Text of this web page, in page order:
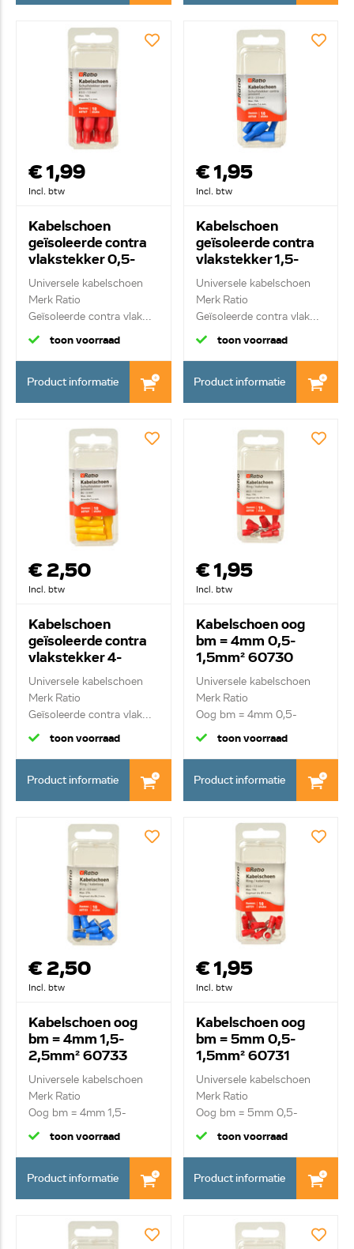
€ 1,99
Incl. btw
Kabelschoen
geïsoleerde contra
vlakstekker 0,5-
1,5mm² 60767
Universele kabelschoen
Merk Ratio
Geïsoleerde contra vlak...
toon voorraad
Product informatie
€ 1,95
Incl. btw
Kabelschoen
geïsoleerde contra
vlakstekker 1,5-
2,5mm² 60768
Universele kabelschoen
Merk Ratio
Geïsoleerde contra vlak...
toon voorraad
Product informatie
€ 2,50
Incl. btw
Kabelschoen
geïsoleerde contra
vlakstekker 4-
6mm² 60769
Universele kabelschoen
Merk Ratio
Geïsoleerde contra vlak...
toon voorraad
Product informatie
€ 1,95
Incl. btw
Kabelschoen oog
bm = 4mm 0,5-
1,5mm² 60730
Universele kabelschoen
Merk Ratio
Oog bm = 4mm 0,5-
1,5mm²
toon voorraad
Product informatie
€ 2,50
Incl. btw
Kabelschoen oog
bm = 4mm 1,5-
2,5mm² 60733
Universele kabelschoen
Merk Ratio
Oog bm = 4mm 1,5-
2,5mm²
toon voorraad
Product informatie
€ 1,95
Incl. btw
Kabelschoen oog
bm = 5mm 0,5-
1,5mm² 60731
Universele kabelschoen
Merk Ratio
Oog bm = 5mm 0,5-
1,5mm²
toon voorraad
Product informatie